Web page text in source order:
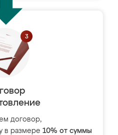
договор,
в размере 10% от суммы